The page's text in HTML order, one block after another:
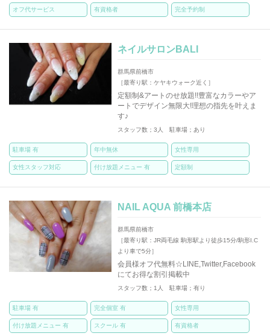
オフ代サービス 有資格者 完全予約制
ネイルサロンBALI
群馬県前橋市
［最寄り駅：ケヤキウォーク近く］
定額制&アートのせ放題!!豊富なカラーやア
ートでデザイン無限大!理想の指先を叶えま
す♪
スタッフ数；3人 駐車場；あり
駐車場 有 年中無休 女性専用
女性スタッフ対応 付け放題メニュー 有 定額制
NAIL AQUA 前橋本店
群馬県前橋市
［最寄り駅：JR両毛線 駒形駅より徒歩15分/駒形I.C
より車で5分］
会員様オフ代無料☆LINE,Twitter,Facebook
にてお得な割引掲載中
スタッフ数；1人 駐車場；有り
駐車場 有 完全個室 有 女性専用
付け放題メニュー 有 スクール 有 有資格者